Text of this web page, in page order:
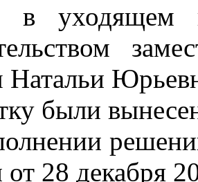
в уходящем
Натальи
были
28 декабря